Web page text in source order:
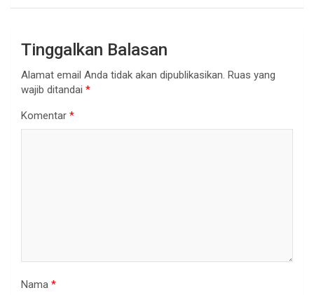
Tinggalkan Balasan
Alamat email Anda tidak akan dipublikasikan. Ruas yang
wajib ditandai *
Komentar *
Nama *